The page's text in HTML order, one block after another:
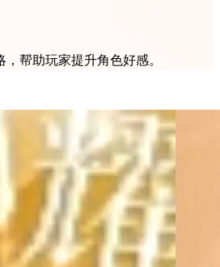
帮助玩家提升角色好感。